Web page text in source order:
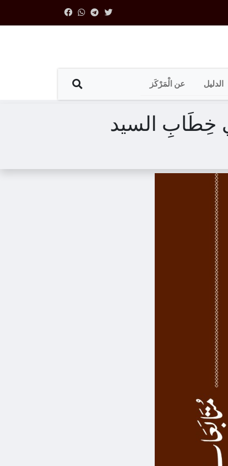
الدليل عن الْمَرْكَز
خِطَابِ السيد